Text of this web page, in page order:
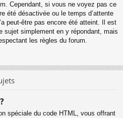
Cependant, si vous ne voyez pas ce
été désactivée ou le temps d’attente
peut-être pas encore été atteint. Il est
sujet simplement en y répondant, mais
les règles du forum.
spéciale du code HTML, vous offrant